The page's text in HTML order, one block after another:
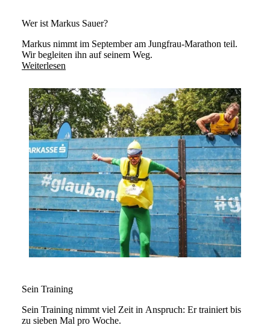
Wer ist Markus Sauer?
Markus nimmt im September am Jungfrau-Marathon teil.
Wir begleiten ihn auf seinem Weg.
Weiterlesen
Sein Training
Sein Training nimmt viel Zeit in Anspruch: Er trainiert bis
zu sieben Mal pro Woche.